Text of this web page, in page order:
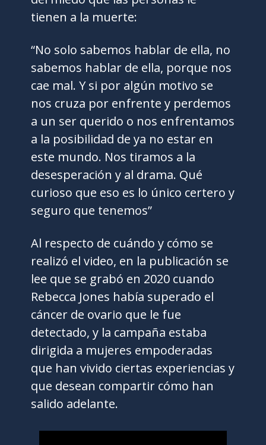
tienen a la muerte:
“No solo sabemos hablar de ella, no
sabemos hablar de ella, porque nos
cae mal. Y si por algún motivo se
nos cruza por enfrente y perdemos
a un ser querido o nos enfrentamos
a la posibilidad de ya no estar en
este mundo. Nos tiramos a la
desesperación y al drama. Qué
curioso que eso es lo único certero y
seguro que tenemos”
Al respecto de cuándo y cómo se
realizó el video, en la publicación se
lee que se grabó en 2020 cuando
Rebecca Jones había superado el
cáncer de ovario que le fue
detectado, y la campaña estaba
dirigida a mujeres empoderadas
que han vivido ciertas experiencias y
que desean compartir cómo han
salido adelante.